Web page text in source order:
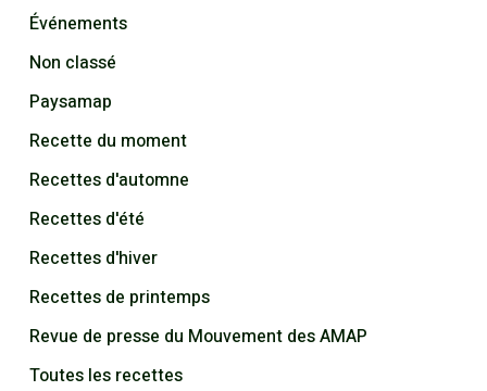
Événements
Non classé
Paysamap
Recette du moment
Recettes d'automne
Recettes d'été
Recettes d'hiver
Recettes de printemps
Revue de presse du Mouvement des AMAP
Toutes les recettes